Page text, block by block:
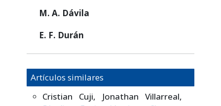
M. A. Dávila
E. F. Durán
Artículos similares
Cristian Cuji, Jonathan Villarreal,